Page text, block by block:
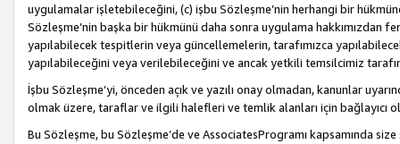
uygulamalar işletebileceğini, (c) işbu Sözleşme’nin herhangi bir
Sözleşme’nin başka bir hükmünü daha sonra uygulama hakkımızdan
yapılabilecek tespitlerin veya güncellemelerin, tarafımızca
yapılabileceğini veya verilebileceğini ve ancak yetkili temsilcimiz
İşbu Sözleşme’yi, önceden açık ve yazılı onay olmadan, kanunlar
olmak üzere, taraflar ve ilgili halefleri ve temlik alanları için bağlayıcı
Bu Sözleşme, bu Sözleşme’de ve AssociatesProgramı kapsamında